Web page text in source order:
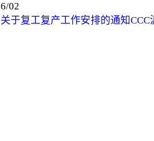
6/02
关于复工复产工作安排的通知CCC